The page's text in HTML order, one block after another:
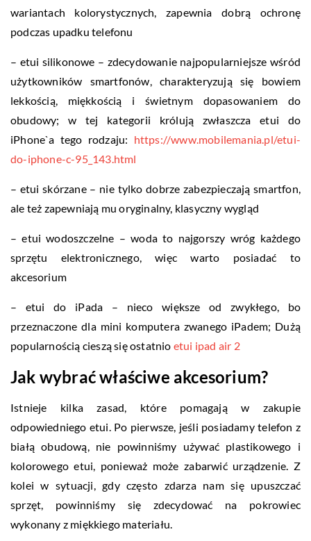
wariantach kolorystycznych, zapewnia dobrą ochronę
podczas upadku telefonu
– etui silikonowe – zdecydowanie najpopularniejsze wśród
użytkowników smartfonów, charakteryzują się bowiem
lekkością, miękkością i świetnym dopasowaniem do
obudowy; w tej kategorii królują zwłaszcza etui do
iPhone`a tego rodzaju: https://www.mobilemania.pl/etui-
do-iphone-c-95_143.html
– etui skórzane – nie tylko dobrze zabezpieczają smartfon,
ale też zapewniają mu oryginalny, klasyczny wygląd
– etui wodoszczelne – woda to najgorszy wróg każdego
sprzętu elektronicznego, więc warto posiadać to
akcesorium
– etui do iPada – nieco większe od zwykłego, bo
przeznaczone dla mini komputera zwanego iPadem; Dużą
popularnością cieszą się ostatnio etui ipad air 2
Jak wybrać właściwe akcesorium?
Istnieje kilka zasad, które pomagają w zakupie
odpowiedniego etui. Po pierwsze, jeśli posiadamy telefon z
białą obudową, nie powinniśmy używać plastikowego i
kolorowego etui, ponieważ może zabarwić urządzenie. Z
kolei w sytuacji, gdy często zdarza nam się upuszczać
sprzęt, powinniśmy się zdecydować na pokrowiec
wykonany z miękkiego materiału.